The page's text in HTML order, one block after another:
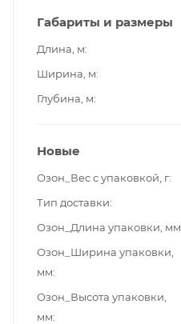
Габариты и размеры
Длина, м
Ширина, м
Глубина, м
Новые
Озон_Вес с упаковкой, г
Тип доставки
Озон_Длина упаковки, мм
Озон_Ширина упаковки,
мм
Озон_Высота упаковки,
мм